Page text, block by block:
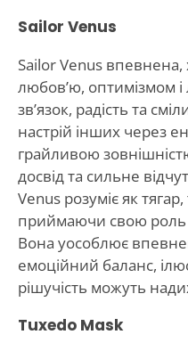
Sailor Venus
Sailor Venus
любов’ю, оптимізмом і
зв’язок, радість та
настрій інших через
грайливою
досвід та сильне
Venus розуміє як
приймаючи свою роль
Вона уособлює
емоційний баланс,
рішучість можуть
Tuxedo Mask